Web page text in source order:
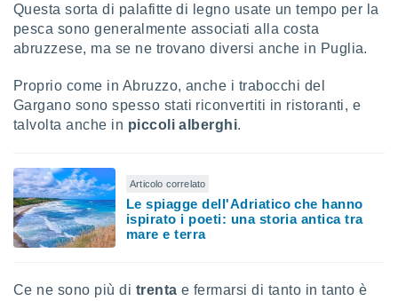
Questa sorta di palafitte di legno usate un tempo per la
pesca sono generalmente associati alla costa
abruzzese, ma se ne trovano diversi anche in Puglia.
Proprio come in Abruzzo, anche i trabocchi del
Gargano sono spesso stati riconvertiti in ristoranti, e
talvolta anche in piccoli alberghi.
Articolo correlato
Le spiagge dell'Adriatico che hanno
ispirato i poeti: una storia antica tra
mare e terra
Ce ne sono più di trentae fermarsi di tanto in tanto è